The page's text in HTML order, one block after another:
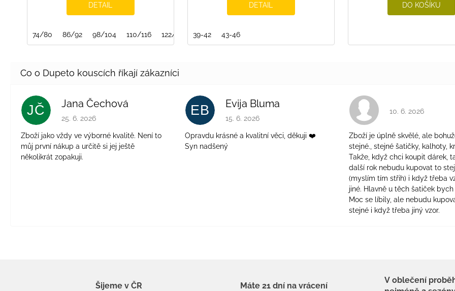
DETAIL
74/80 86/92 98/104 110/116 122/128 134/140 146/152
DETAIL
39-42 43-46
DO KOŠÍKU
JČ Jana Čechová
Hodnocení obchodu je 5 z 5 hvězdiček.
25. 6. 2026
Zboží jako vždy ve výborné kvalitě. Není to
můj první nákup a určitě si jej ještě
několikrát zopakuji.
EB Evija Bluma
Hodnocení obchodu je 5 z 5 hvězdiček.
15. 6. 2026
Opravdu krásné a kvalitní věci, děkuji ❤️
Syn nadšený
Hodnocení
10. 6. 2026
Zboží je úplně skvělé, ale
stejné., stejné šatičky, kalhoty,
Takže, když chci koupit dárek,
další rok nebudu kupovat to
(myslím tím střih) i když třeba
jiné. Hlavně u těch šatiček
Moc se líbily, ale nebudu
stejné i když třeba jiný vzor.
Šijeme v ČR Máte 21 dní na vrácení
V oblečení